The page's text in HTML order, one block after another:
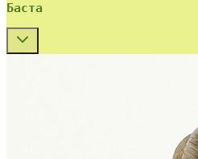
Баста